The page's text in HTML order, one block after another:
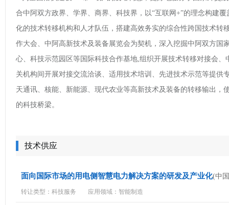
合中阿双方政界、学界、商界、科技界，以“互联网+”的理念构建
化的技术转移机构和人才队伍，搭建高效务实的综合性跨国技术转
作大会、中阿高新技术及装备展览会为契机，深入挖掘中阿双方国
心、科技示范园区等国际科技合作基地,组织开展技术转移对接会
关机构间开展对接交流洽谈、适用技术培训、先进技术示范等提供
天通讯、核能、新能源、现代农业等高新技术及装备的转移输出，
的科技桥梁。
技术供应
面向国际市场的用电侧智慧电力解决方案的研发及产业化(中
转让类型：科技服务 应用领域：智能制造